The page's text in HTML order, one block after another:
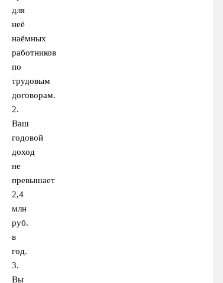
для
неё
наёмных
работников
по
трудовым
договорам.
2.
Ваш
годовой
доход
не
превышает
2,4
млн
руб.
в
год.
3.
Вы